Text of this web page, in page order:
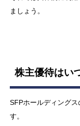
ましょう。
株主優待はい
SFPホールディング
す。